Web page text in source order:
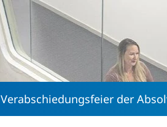
Direkt zum Inhalt
Verabschiedungsfeier der